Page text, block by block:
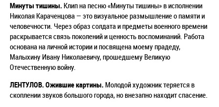
Минуты тишины. Клип на песню «Минуты тишины» в исполнении
Николая Караченцова —это визуальное размышление о памяти и
человечности. Через образ солдата и предметы военного времени
раскрывается связь поколений и ценность воспоминаний. Работа
основана на личной истории и посвящена моему прадеду,
Малыхину Ивану Николаевичу, прошедшему Великую
Отечественную войну.
ЛЕНТУЛОВ. Ожившие картины. Молодой художник теряется в
скоплении звуков большого города, но внезапно находит спасение.